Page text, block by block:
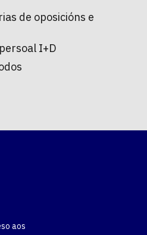
de oposicións e
I+D
aos